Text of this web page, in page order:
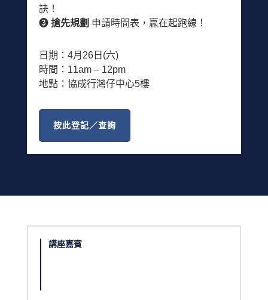
訣！
➌ 搶先規劃 申請時間表，贏在起跑線！
日期：4月26日(六)
時間：11am – 12pm
地點：協成行灣仔中心5樓
按此登記／查詢
講座嘉賓